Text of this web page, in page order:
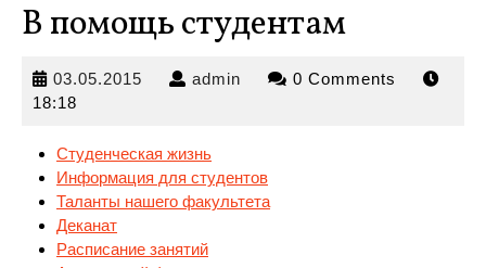
В помощь студентам
03.05.2015 03.05.2015
admin admin 0 Comments
18:18
Студенческая жизнь
Информация для студентов
Таланты нашего факультета
Деканат
Расписание занятий